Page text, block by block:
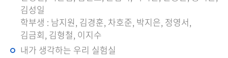
김성일
학부생 : 남지원, 김경훈, 차호준, 박지은, 정영서,
김금회, 김형철, 이지수
내가 생각하는 우리 실험실